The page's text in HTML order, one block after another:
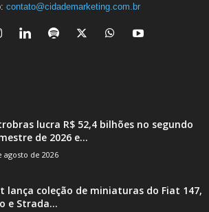
contato@cidademarketing.com.br
lucra R$ 52,4 bilhões no segundo
de 2026 e...
agosto de 2026
lança coleção de miniaturas do Fiat 147,
e Strada...